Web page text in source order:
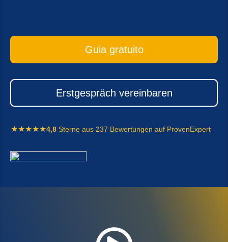
Guia gratui­to
Erstge­spräch vereinbaren
4,8 Sterne aus 237 Bewer­tun­gen auf ProvenExpert